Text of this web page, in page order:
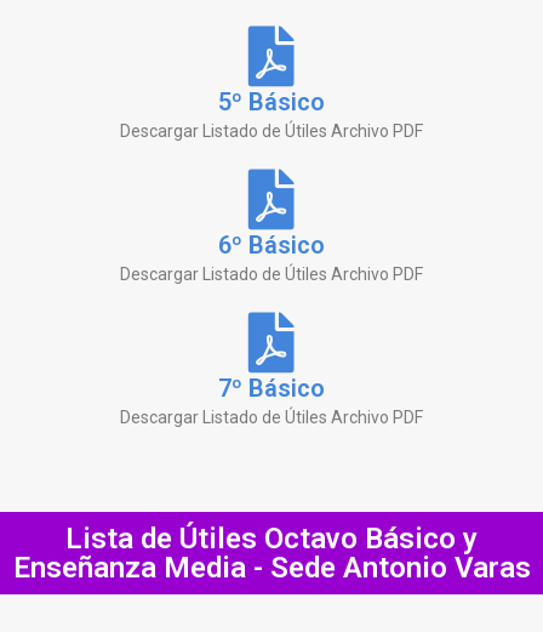
5º Básico
Descargar Listado de Útiles Archivo PDF
6º Básico
Descargar Listado de Útiles Archivo PDF
7º Básico
Descargar Listado de Útiles Archivo PDF
Lista de Útiles Octavo Básico y
Enseñanza Media - Sede Antonio Varas